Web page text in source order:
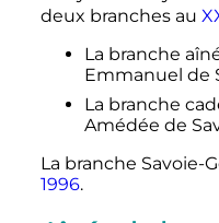
deux branches au
La branche
Emmanuel de
La branche
Amédée de
La branche Savoie-
1996.